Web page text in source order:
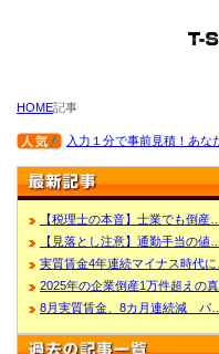
HOME記事
入力１分で事前見積！あな
【税理士の本音】士業でも倒産…
【見落とし注意】通勤手当の値…
実質賃金4年連続マイナス時代に
2025年の企業倒産1万件超えの
8月実質賃金、8カ月連続減 パ…